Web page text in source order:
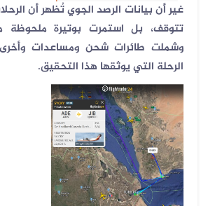
غير أن بيانات الرصد الجوي تُظهر أن
تتوقف، بل استمرت بوتيرة ملحوظة
وشملت طائرات شحن ومساعدات
الرحلة التي يوثقها هذا التحقيق.